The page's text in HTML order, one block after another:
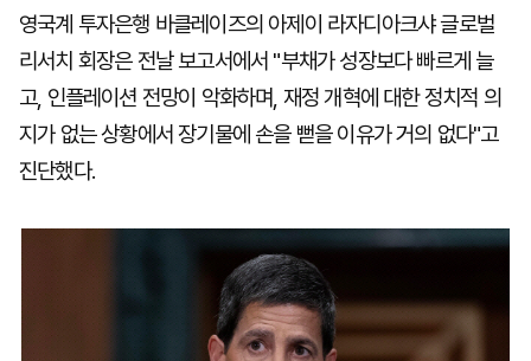
영국계 투자은행 바클레이즈의 아제이 라자디아크샤 글로벌
리서치 회장은 전날 보고서에서 "부채가 성장보다 빠르게 늘
고, 인플레이션 전망이 악화하며, 재정 개혁에 대한 정치적 의
지가 없는 상황에서 장기물에 손을 뻗을 이유가 거의 없다"고
진단했다.